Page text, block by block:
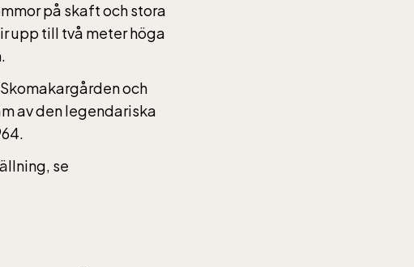
på skaft och stora
upp till två meter höga
och
av den legendariska
se